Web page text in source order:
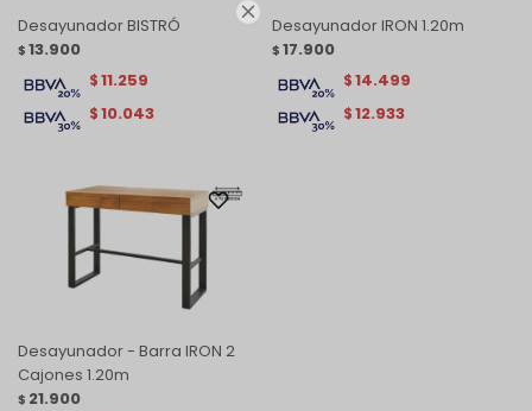

Desayunador BISTRÓ
$ 13.900
$10.043
$11.259
Desayunador IRON 1.20m
$ 17.900
$12.933
$14.499
Desayunador - Barra IRON 2
Cajones 1.20m
$ 21.900